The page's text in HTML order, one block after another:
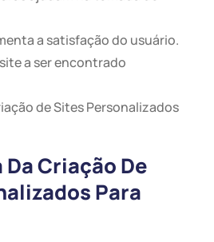
a satisfação do usuário.
a ser encontrado
Criação De
Para